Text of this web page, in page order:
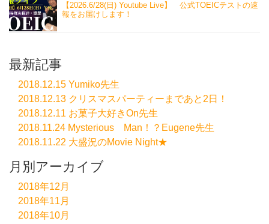
【2026.6/28(日) Youtube Live】 公式TOEICテストの速
報をお届けします！
最新記事
2018.12.15 Yumiko先生
2018.12.13 クリスマスパーティーまであと2日！
2018.12.11 お菓子大好きOn先生
2018.11.24 Mysterious Man！？Eugene先生
2018.11.22 大盛況のMovie Night★
月別アーカイブ
2018年12月
2018年11月
2018年10月